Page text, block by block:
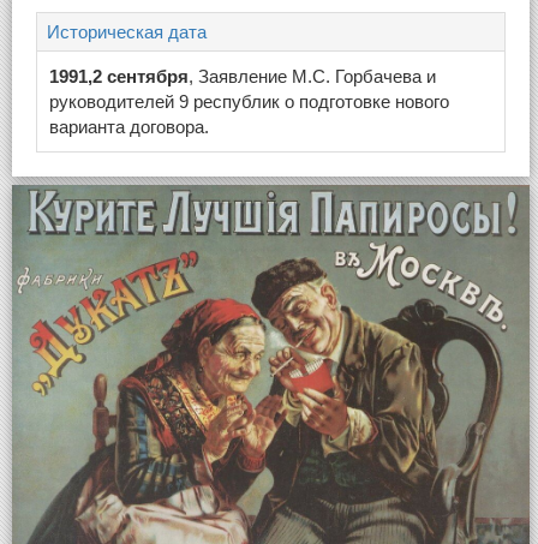
Историческая дата
1991,2 сентября, Заявление М.С. Горбачева и
руководителей 9 республик о подготовке нового
варианта договора.